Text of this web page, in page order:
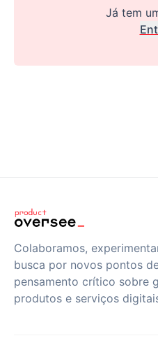
Já tem
Colaboramos,
busca por novos pontos
pensamento crítico sobre
produtos e serviços